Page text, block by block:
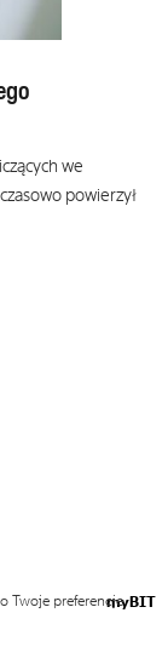
we
powierzył
myBIT
Twoje preferencje